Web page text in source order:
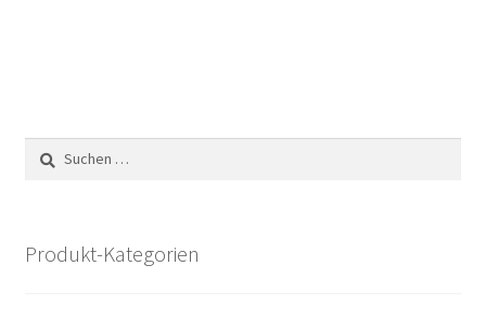
Suchen
nach:
Produkt-Kategorien